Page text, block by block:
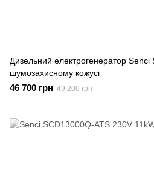
Дизельний електрогенератор
шумозахисному кожусі
46 700 грн 49 200 грн